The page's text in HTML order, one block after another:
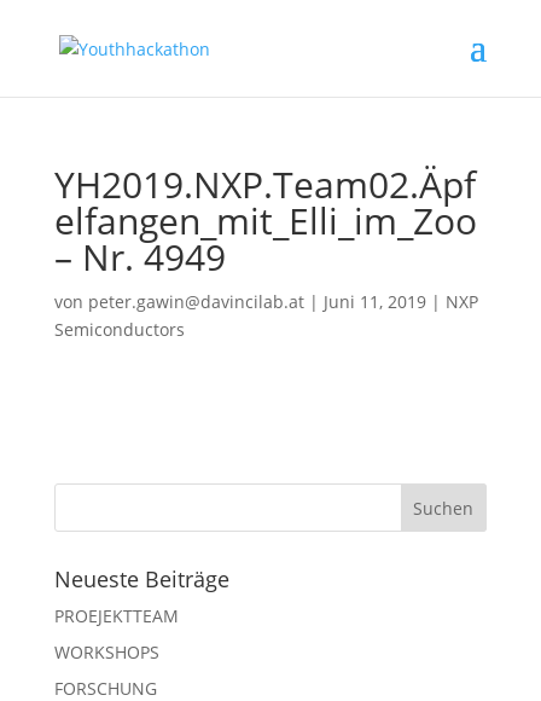
YH2019.NXP.Team02.Äpf
elfangen_mit_Elli_im_Zoo
– Nr. 4949
von peter.gawin@davincilab.at| Juni 11, 2019| NXP
Semiconductors
Neueste Beiträge
PROEJEKTTEAM
WORKSHOPS
FORSCHUNG